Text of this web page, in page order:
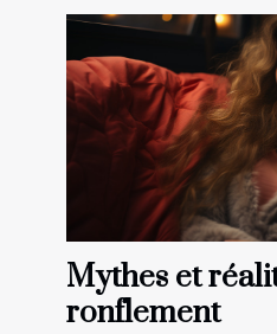
Mythes et
ronflement